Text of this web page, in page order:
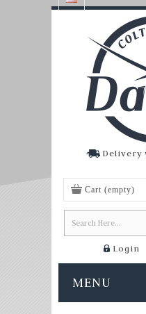
Login
Cart (empty)
Delivery
MENU